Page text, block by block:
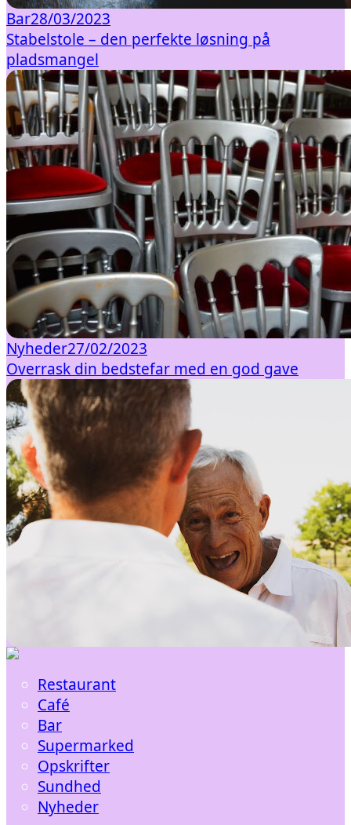
Bar28/03/2023
Stabelstole – den perfekte løsning på
pladsmangel
Nyheder27/02/2023
Overrask din bedstefar med en god gave
Restaurant
Café
Bar
Supermarked
Opskrifter
Sundhed
Nyheder